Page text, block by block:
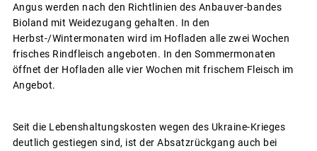
Angus werden nach den Richtlinien des Anbauver-bandes
Bioland mit Weidezugang gehalten. In den
Herbst-/Wintermonaten wird im Hofladen alle zwei Wochen
frisches Rindfleisch angeboten. In den Sommermonaten
öffnet der Hofladen alle vier Wochen mit frischem Fleisch im
Angebot.
Seit die Lebenshaltungskosten wegen des Ukraine-Krieges
deutlich gestiegen sind, ist der Absatzrückgang auch bei